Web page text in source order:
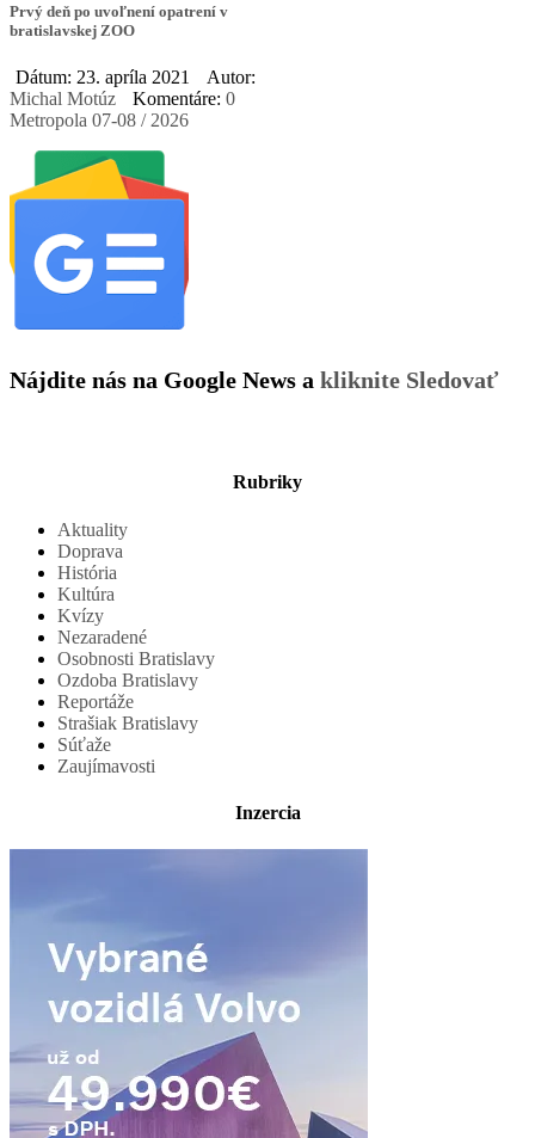
Prvý deň po uvoľnení opatrení v
bratislavskej ZOO
Dátum: 23. apríla 2021
Autor:
Michal Motúz
Komentáre: 0
Metropola 07-08 / 2026
Nájdite nás na Google News a kliknite Sledovať
Rubriky
Aktuality
Doprava
História
Kultúra
Kvízy
Nezaradené
Osobnosti Bratislavy
Ozdoba Bratislavy
Reportáže
Strašiak Bratislavy
Súťaže
Zaujímavosti
Inzercia